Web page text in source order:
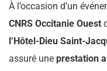
À l’occasion d’un
CNRS Occitanie Ouest
l’Hôtel-Dieu Saint-
assuré une prestation